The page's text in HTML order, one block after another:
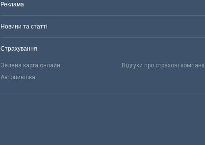
Реклама
Новини та статті
Страхування
Зелена карта онлайн Відгуки про страхові компанії
Автоцивілка